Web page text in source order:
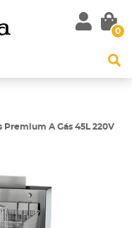
0
Premium A Gás 45L 220V